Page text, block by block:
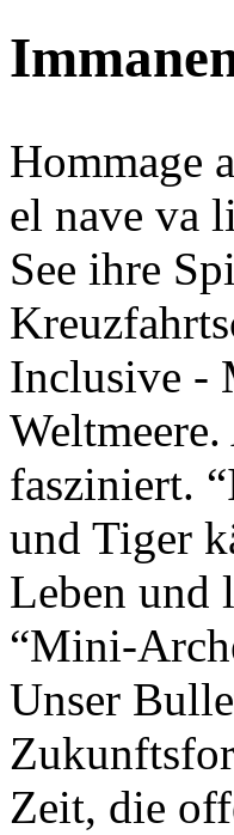
Hommage
el nave va
See ihre
Inclusive -
fasziniert.
und Tiger
Leben und
“Mini-
Unser
Zeit, die